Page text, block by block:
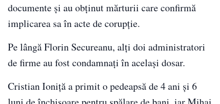
documente și au obținut mărturii care confirmă
implicarea sa în acte de corupție.
Pe lângă Florin Secureanu, alți doi administratori
de firme au fost condamnați în același dosar.
Cristian Ioniță a primit o pedeapsă de 4 ani și 6